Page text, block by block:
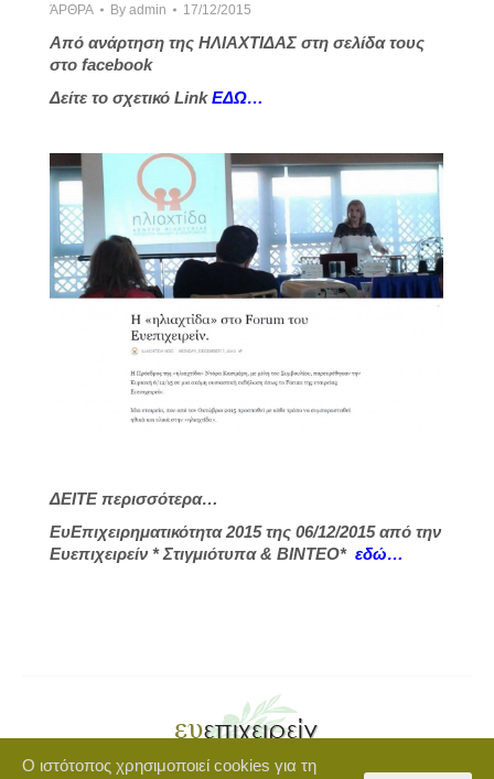
ΆΡΘΡΑ By admin 17/12/2015
Από ανάρτηση της ΗΛΙΑΧΤΙΔΑΣ στη σελίδα τους
στο facebook
Δείτε το σχετικό LinkΕΔΩ…
ΔΕΙΤΕ περισσότερα…
ΕυΕπιχειρηματικότητα 2015 της 06/12/2015 από την
Ευεπιχειρείν * Στιγμιότυπα & ΒΙΝΤΕΟ* εδώ…
Copyright © 2021 euepixeirein.gr | Developed by BigWebTheory
Ο ιστότοπος χρησιμοποιεί cookies για τη